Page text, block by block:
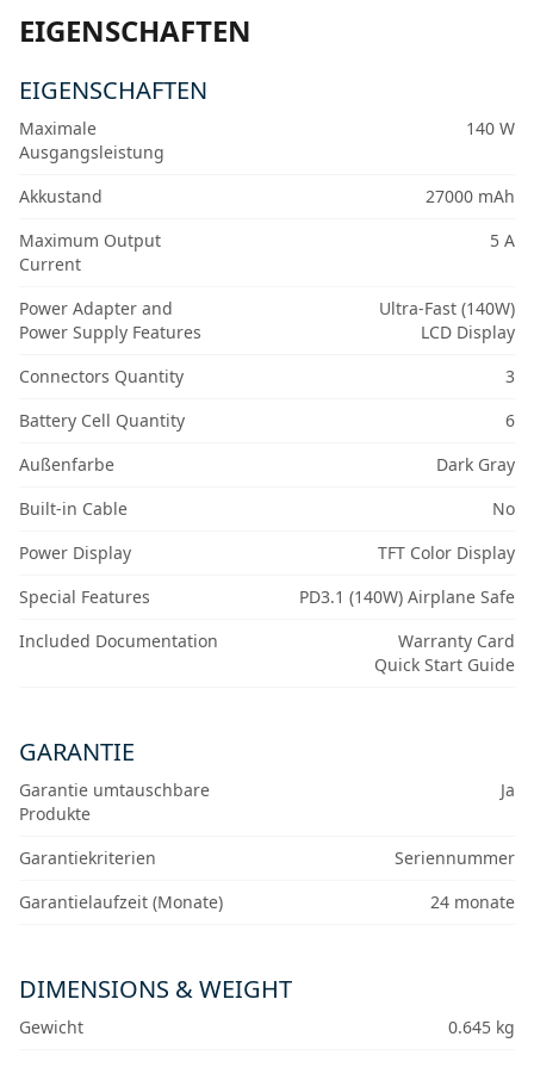
EIGENSCHAFTEN
EIGENSCHAFTEN
Maximale
Ausgangsleistung
140 W
Akkustand
27000 mAh
Maximum Output
Current
5 A
Power Adapter and
Power Supply Features
Ultra-Fast (140W)
LCD Display
Connectors Quantity
3
Battery Cell Quantity
6
Außenfarbe
Dark Gray
Built-in Cable
No
Power Display
TFT Color Display
Special Features
PD3.1 (140W) Airplane Safe
Included Documentation
Warranty Card
Quick Start Guide
GARANTIE
Garantie umtauschbare
Produkte
Ja
Garantiekriterien
Seriennummer
Garantielaufzeit (Monate)
24 monate
DIMENSIONS & WEIGHT
Gewicht 0.645 kg